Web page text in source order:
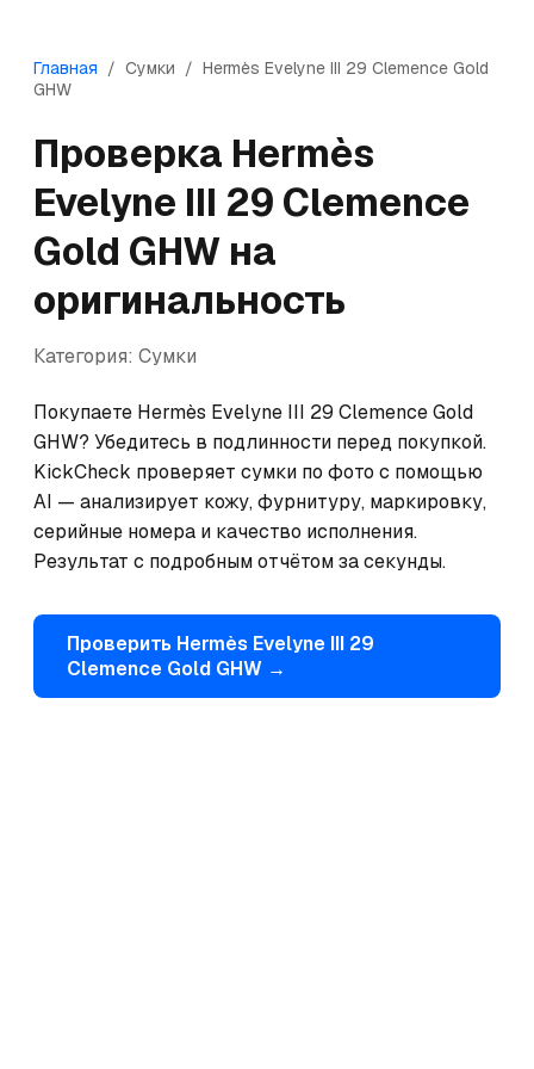
Главная / Сумки / Hermès Evelyne III 29 Clemence Gold
GHW
Проверка Hermès
Evelyne III 29 Clemence
Gold GHW на
оригинальность
Категория: Сумки
Покупаете Hermès Evelyne III 29 Clemence Gold
GHW? Убедитесь в подлинности перед покупкой.
KickCheck проверяет сумки по фото с помощью
AI — анализирует кожу, фурнитуру, маркировку,
серийные номера и качество исполнения.
Результат с подробным отчётом за секунды.
Проверить Hermès Evelyne III 29
Clemence Gold GHW →